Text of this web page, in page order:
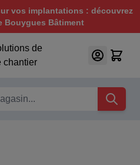
vos implantations : découvrez
Bouygues Bâtiment